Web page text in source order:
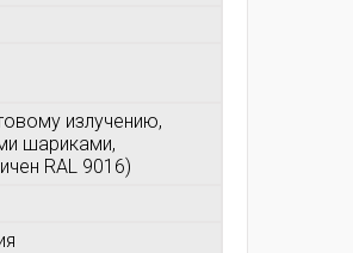
излучению,
шариками,
RAL 9016)